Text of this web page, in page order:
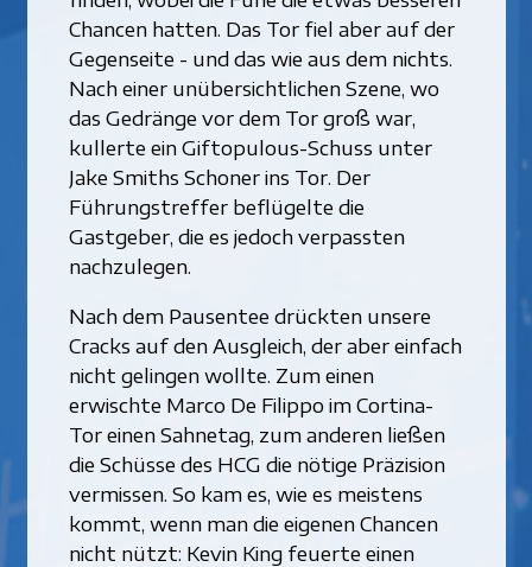
Chancen hatten. Das Tor fiel aber auf der
Gegenseite - und das wie aus dem nichts.
Nach einer unübersichtlichen Szene, wo
das Gedränge vor dem Tor groß war,
kullerte ein Giftopulous-Schuss unter
Jake Smiths Schoner ins Tor. Der
Führungstreffer beflügelte die
Gastgeber, die es jedoch verpassten
nachzulegen.
Nach dem Pausentee drückten unsere
Cracks auf den Ausgleich, der aber einfach
nicht gelingen wollte. Zum einen
erwischte Marco De Filippo im Cortina-
Tor einen Sahnetag, zum anderen ließen
die Schüsse des HCG die nötige Präzision
vermissen. So kam es, wie es meistens
kommt, wenn man die eigenen Chancen
nicht nützt: Kevin King feuerte einen